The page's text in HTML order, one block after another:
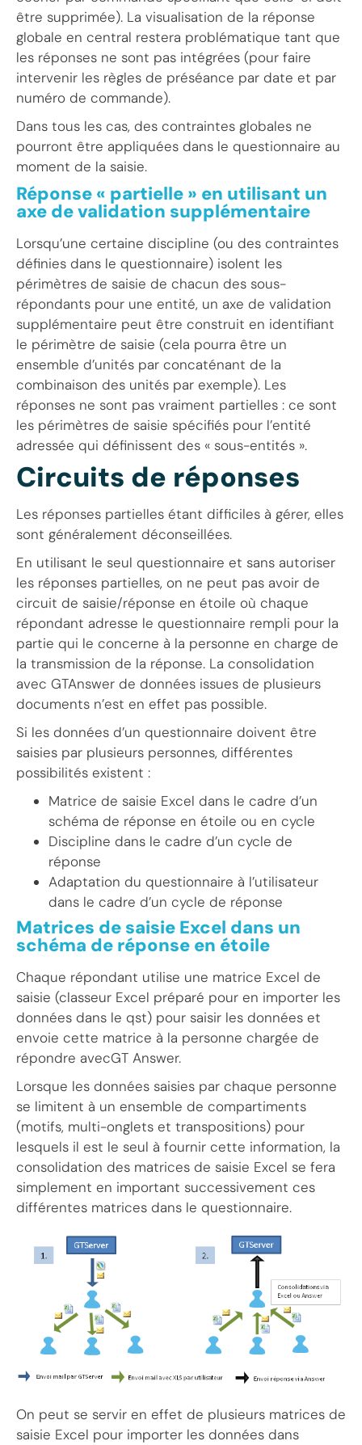
être supprimée). La visualisation de la réponse
globale en central restera problématique tant que
les réponses ne sont pas intégrées (pour faire
intervenir les règles de préséance par date et par
numéro de commande).
Dans tous les cas, des contraintes globales ne
pourront être appliquées dans le questionnaire au
moment de la saisie.
Réponse « partielle » en utilisant un
axe de validation supplémentaire
Lorsqu’une certaine discipline (ou des contraintes
définies dans le questionnaire) isolent les
périmètres de saisie de chacun des sous-
répondants pour une entité, un axe de validation
supplémentaire peut être construit en identifiant
le périmètre de saisie (cela pourra être un
ensemble d’unités par concaténant de la
combinaison des unités par exemple). Les
réponses ne sont pas vraiment partielles : ce sont
les périmètres de saisie spécifiés pour l’entité
adressée qui définissent des « sous-entités ».
Circuits de réponses
Les réponses partielles étant difficiles à gérer, elles
sont généralement déconseillées.
En utilisant le seul questionnaire et sans autoriser
les réponses partielles, on ne peut pas avoir de
circuit de saisie/réponse en étoile où chaque
répondant adresse le questionnaire rempli pour la
partie qui le concerne à la personne en charge de
la transmission de la réponse. La consolidation
avec GTAnswer de données issues de plusieurs
documents n’est en effet pas possible.
Si les données d’un questionnaire doivent être
saisies par plusieurs personnes, différentes
possibilités existent :
Matrice de saisie Excel dans le cadre d’un
schéma de réponse en étoile ou en cycle
Discipline dans le cadre d’un cycle de
réponse
Adaptation du questionnaire à l’utilisateur
dans le cadre d’un cycle de réponse
Matrices de saisie Excel dans un
schéma de réponse en étoile
Chaque répondant utilise une matrice Excel de
saisie (classeur Excel préparé pour en importer les
données dans le qst) pour saisir les données et
envoie cette matrice à la personne chargée de
répondre avecGT Answer.
Lorsque les données saisies par chaque personne
se limitent à un ensemble de compartiments
(motifs, multi-onglets et transpositions) pour
lesquels il est le seul à fournir cette information, la
consolidation des matrices de saisie Excel se fera
simplement en important successivement ces
différentes matrices dans le questionnaire.
On peut se servir en effet de plusieurs matrices de
saisie Excel pour importer les données dans